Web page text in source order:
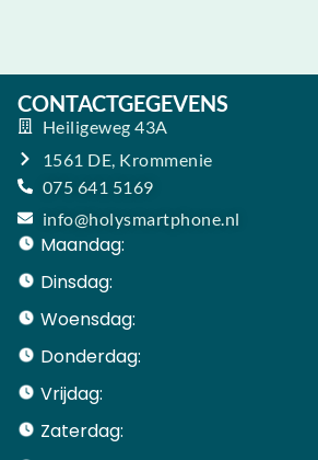
CONTACTGEGEVENS
Heiligeweg 43A
1561 DE, Krommenie
075 641 5169
info@holysmartphone.nl
Maandag:
Dinsdag:
Woensdag:
Donderdag:
Vrijdag:
Zaterdag: